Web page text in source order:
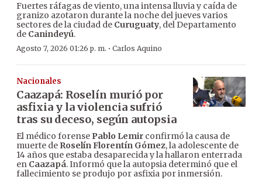
Fuertes ráfagas de viento, una intensa lluvia y caída de
granizo azotaron durante la noche del jueves varios
sectores de la ciudad de Curuguaty, del Departamento
de Canindeyú.
Agosto 7, 2026 01:26 p. m. · Carlos Aquino
Nacionales
Caazapá: Roselín murió por
asfixia y la violencia sufrió
tras su deceso, según autopsia
El médico forense Pablo Lemir confirmó la causa de
muerte de Roselín Florentín Gómez, la adolescente de
14 años que estaba desaparecida y la hallaron enterrada
en Caazapá. Informó que la autopsia determinó que el
fallecimiento se produjo por asfixia por inmersión.